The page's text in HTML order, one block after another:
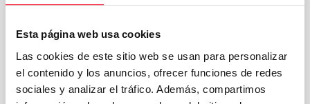
Esta página web usa cookies
Las cookies de este sitio web se usan para personalizar
el contenido y los anuncios, ofrecer funciones de redes
sociales y analizar el tráfico. Además, compartimos